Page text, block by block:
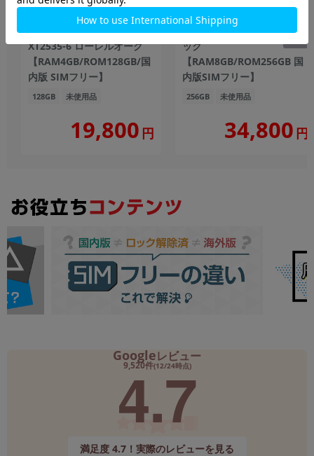
motorola moto g06
XT2535-6 ローレルオーク
【RAM4GB/ROM128GB/国
内版 SIMフリー】
128GB 未使用品
19,800 円
Xiaomi POCO M8 5G ブラ
ック
【RAM8GB/ROM256GB 国
内版SIMフリー】
256GB 未使用品
34,800 円
Googleレビュー
9,520件(12/24時点)
4.7
満足度 4.7！実際のレビューを見る